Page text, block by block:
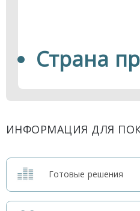
Страна
ИНФОРМАЦИЯ ДЛЯ
Готовые решения